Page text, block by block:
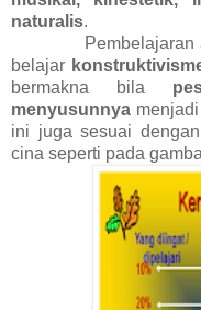
naturalis.
Pembelajaran
belajar
bermakna bila
menyusunnya
ini juga sesuai
cina seperti pada